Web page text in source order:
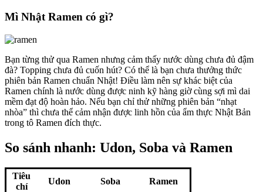
Mì Nhật Ramen có gì?
Bạn từng thử qua Ramen nhưng cảm thấy nước dùng chưa đủ đậm
đà? Topping chưa đủ cuốn hút? Có thể là bạn chưa thưởng thức
phiên bản Ramen chuẩn Nhật! Điều làm nên sự khác biệt của
Ramen chính là nước dùng được ninh kỹ hàng giờ cùng sợi mì dai
mềm đạt độ hoàn hảo. Nếu bạn chỉ thử những phiên bản “nhạt
nhòa” thì chưa thể cảm nhận được linh hồn của ẩm thực Nhật Bản
trong tô Ramen đích thực.
So sánh nhanh: Udon, Soba và Ramen
Tiêu
chí
Udon Soba Ramen